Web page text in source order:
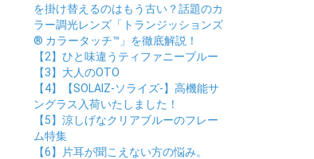
を掛け替えるのはもう古い？話題のカ
ラー調光レンズ「トランジッションズ
® カラータッチ™」を徹底解説！
【2】ひと味違うティファニーブルー
【3】大人のOTO
【4】【SOLAIZ-ソライズ-】高機能サ
ングラス入荷いたしました！
【5】涼しげなクリアブルーのフレー
ム特集
【6】片耳が聞こえない方の悩み。